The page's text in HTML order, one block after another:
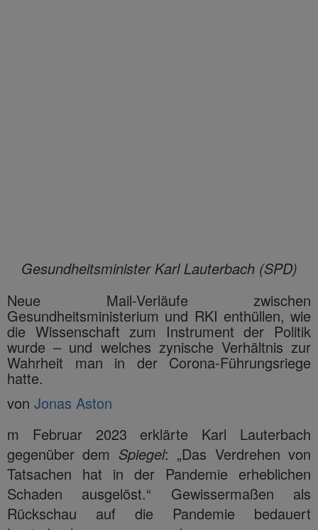
Gesundheitsminister Karl Lauterbach (SPD)
Neue Mail-Verläufe zwischen
Gesundheitsministerium und RKI enthüllen, wie
die Wissenschaft zum Instrument der Politik
wurde – und welches zynische Verhältnis zur
Wahrheit man in der Corona-Führungsriege
hatte.
von Jonas Aston
m Februar 2023 erklärte Karl Lauterbach
gegenüber dem Spiegel: „Das Verdrehen von
Tatsachen hat in der Pandemie erheblichen
Schaden ausgelöst.“ Gewissermaßen als
Rückschau auf die Pandemie bedauert